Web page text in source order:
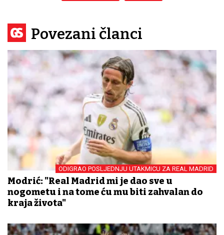
Povezani članci
ODIGRAO POSLJEDNJU UTAKMICU ZA REAL MADRID
Modrić: "Real Madrid mi je dao sve u
nogometu i na tome ću mu biti zahvalan do
kraja života"